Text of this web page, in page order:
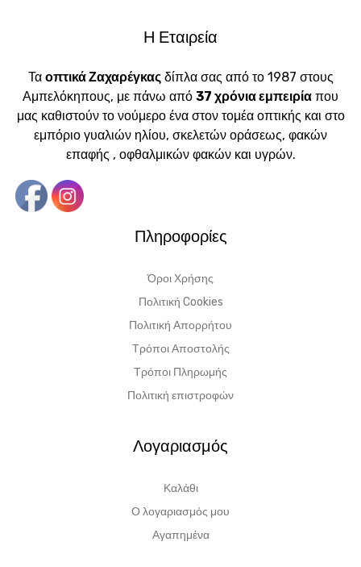
Η Εταιρεία
Τα οπτικά Ζαχαρέγκαςδίπλα σας από το 1987 στους
Αμπελόκηπους, με πάνω από 37 χρόνια εμπειρία που
μας καθιστούν το νούμερο ένα στον τομέα οπτικής και στο
εμπόριο γυαλιών ηλίου, σκελετών οράσεως, φακών
επαφής , οφθαλμικών φακών και υγρών.
Πληροφορίες
Όροι Χρήσης
Πολιτική Cookies
Πολιτική Απορρήτου
Τρόποι Αποστολής
Τρόποι Πληρωμής
Πολιτική επιστροφών
Λογαριασμός
Καλάθι
Ο λογαριασμός μου
Αγαπημένα